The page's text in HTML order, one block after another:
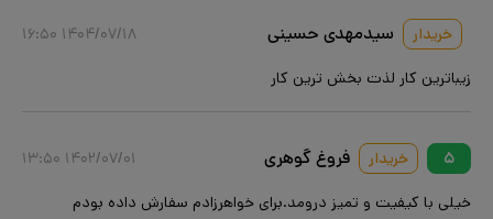
خریدار سیدمهدی حسینی
۱۴۰۴/۰۷/۱۸ ۱۶:۵۰
زیباترین کار لذت بخش ترین کار
۵ خریدار فروغ گوهری
۱۴۰۲/۰۷/۰۱ ۱۳:۵۰
خیلی با کیفیت و تمیز درومد.برای خواهرزادم سفارش داده بودم